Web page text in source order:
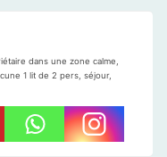
dans une zone calme,
1 lit de 2 pers, séjour,